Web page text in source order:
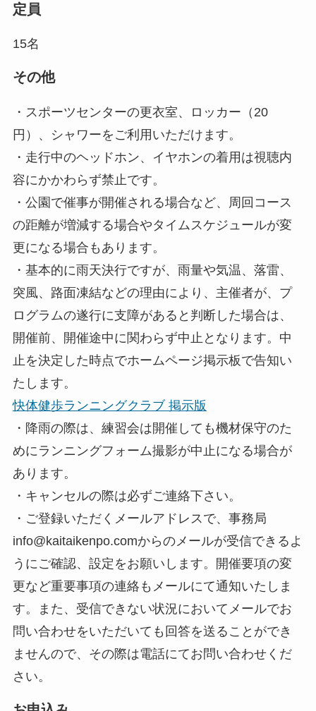
定員
15名
その他
・スポーツセンターの更衣室、ロッカー（20
円）、シャワーをご利用いただけます。
・走行中のヘッドホン、イヤホンの着用は視聴内
容にかかわらず禁止です。
・公園で催事が開催される場合など、周回コース
の距離が増減する場合やタイムスケジュールが変
更になる場合もあります。
・基本的に雨天決行ですが、雨量や気温、落雷、
突風、路面凍結などの理由により、主催者が、プ
ログラムの遂行に支障があると判断した場合は、
開催前、開催途中に関わらず中止となります。中
止を決定した時点でホームページ掲示板で告知い
たします。
快体健歩ランニングクラブ 掲示版
・降雨の際は、練習会は開催しても機材保守のた
めにランニングフォーム撮影が中止になる場合が
あります。
・キャンセルの際は必ずご連絡下さい。
・ご登録いただくメールアドレスで、事務局
info@kaitaikenpo.comからのメールが受信できるよ
うにご確認、設定をお願いします。開催要項の変
更など重要事項の連絡もメールにて通知いたしま
す。また、受信できない状況においてメールでお
問い合わせをいただいても回答を送ることができ
ませんので、その際は電話にてお問い合わせくだ
さい。